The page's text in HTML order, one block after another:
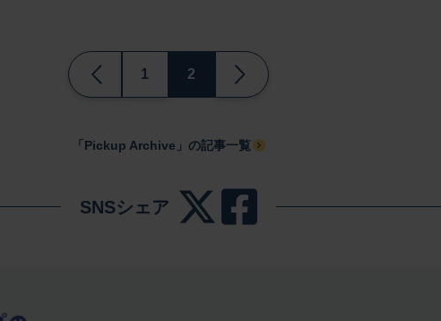
1 2
「Pickup Archive」の記事一覧
SNSシェア